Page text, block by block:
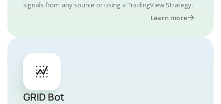
signals from any source or using a TradingView Strategy.
Learn more
GRID Bot